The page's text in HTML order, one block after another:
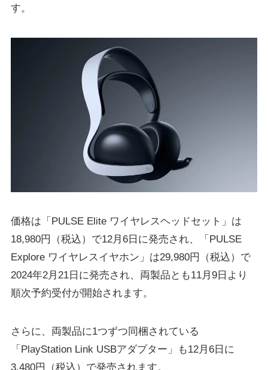
す。
価格は「PULSE Elite ワイヤレスヘッドセット」は
18,980円（税込）で12月6日に発売され、「PULSE
Explore ワイヤレスイヤホン」は29,980円（税込）で
2024年2月21日に発売され、両製品とも11月9日より
順次予約受付が開始されます。
さらに、両製品に1つずつ同梱されている
「PlayStation Link USBアダプター」も12月6日に
3,480円（税込）で発売されます。